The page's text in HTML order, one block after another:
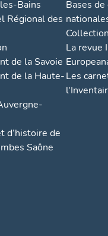
Bains
Régional des
de la Savoie
de la Haute-
d’histoire de
Saône
Bases
La revue
Les